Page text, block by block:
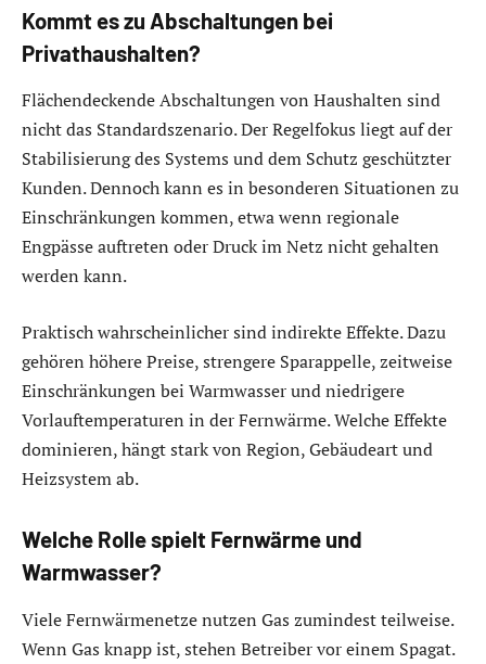
Kommt es zu Abschaltungen bei
Privathaushalten?
Flächendeckende Abschaltungen von Haushalten sind
nicht das Standardszenario. Der Regelfokus liegt auf der
Stabilisierung des Systems und dem Schutz geschützter
Kunden. Dennoch kann es in besonderen Situationen zu
Einschränkungen kommen, etwa wenn regionale
Engpässe auftreten oder Druck im Netz nicht gehalten
werden kann.
Praktisch wahrscheinlicher sind indirekte Effekte. Dazu
gehören höhere Preise, strengere Sparappelle, zeitweise
Einschränkungen bei Warmwasser und niedrigere
Vorlauftemperaturen in der Fernwärme. Welche Effekte
dominieren, hängt stark von Region, Gebäudeart und
Heizsystem ab.
Welche Rolle spielt Fernwärme und
Warmwasser?
Viele Fernwärmenetze nutzen Gas zumindest teilweise.
Wenn Gas knapp ist, stehen Betreiber vor einem Spagat.